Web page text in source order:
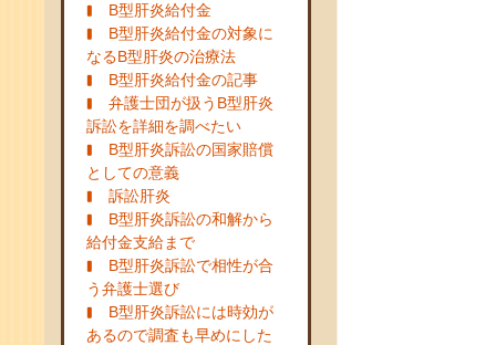
B型肝炎給付金
B型肝炎給付金の対象に
なるB型肝炎の治療法
B型肝炎給付金の記事
弁護士団が扱うB型肝炎
訴訟を詳細を調べたい
B型肝炎訴訟の国家賠償
としての意義
訴訟肝炎
B型肝炎訴訟の和解から
給付金支給まで
B型肝炎訴訟で相性が合
う弁護士選び
B型肝炎訴訟には時効が
あるので調査も早めにした